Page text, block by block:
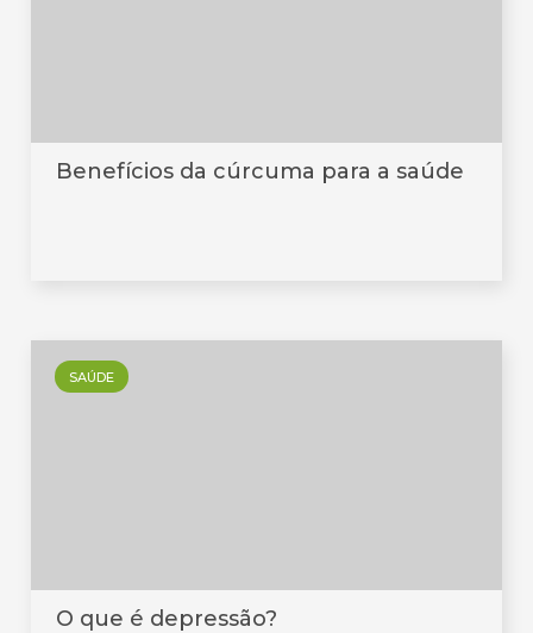
Benefícios da cúrcuma para a saúde
SAÚDE
O que é depressão?